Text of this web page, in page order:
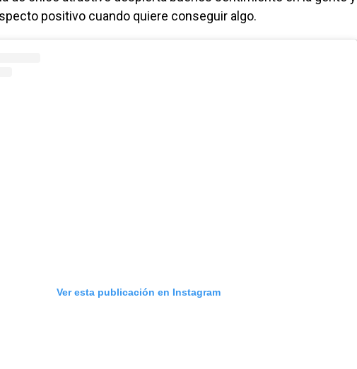
positivo cuando quiere conseguir algo.
Ver esta publicación en Instagram